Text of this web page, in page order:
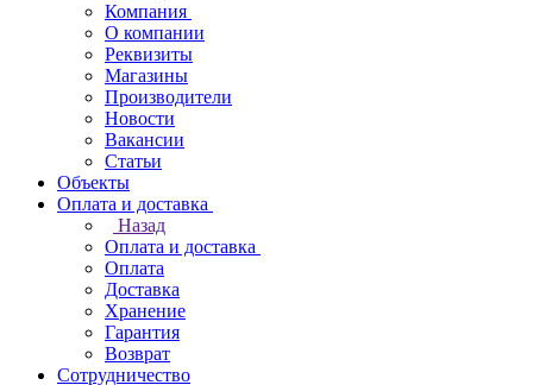
Компания
О компании
Реквизиты
Магазины
Производители
Новости
Вакансии
Статьи
Объекты
Оплата и доставка
Назад
Оплата и доставка
Оплата
Доставка
Хранение
Гарантия
Возврат
Сотрудничество